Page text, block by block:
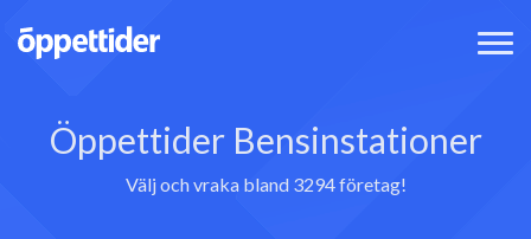
Öppettider Bensinstationer
Välj och vraka bland 3294 företag!